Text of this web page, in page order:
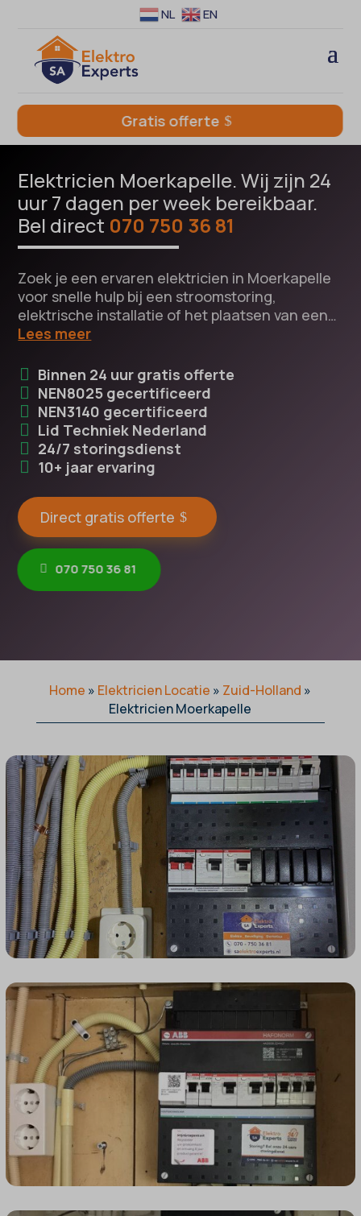
NL EN
Gratis offerte
Elektricien Moerkapelle. Wij zijn 24
uur 7 dagen per week bereikbaar.
Bel direct 070 750 36 81
Zoek je een ervaren elektricien in Moerkapelle
voor snelle hulp bij een stroomstoring,
elektrische installatie of het plaatsen van een…
Lees meer
Binnen 24 uur gratis offerte
NEN8025 gecertificeerd
NEN3140 gecertificeerd
Lid Techniek Nederland
24/7 storingsdienst
10+ jaar ervaring
Direct gratis offerte
070 750 36 81
Home » Elektricien Locatie » Zuid-Holland »
Elektricien Moerkapelle